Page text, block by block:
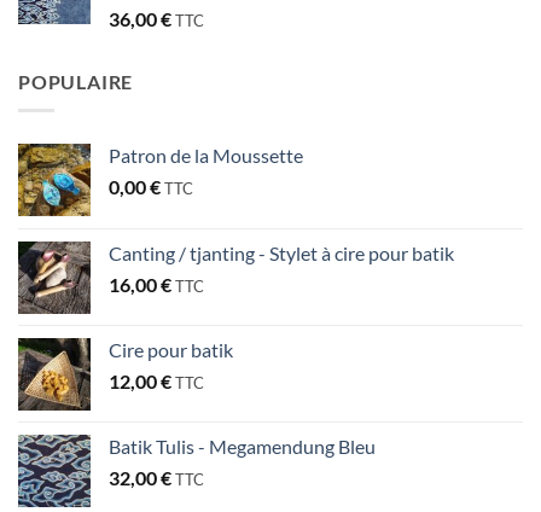
36,00€TTC
POPULAIRE
Patron de la Moussette
0,00€TTC
Canting / tjanting - Stylet à cire pour batik
16,00€TTC
Cire pour batik
12,00€TTC
Batik Tulis - Megamendung Bleu
32,00€TTC